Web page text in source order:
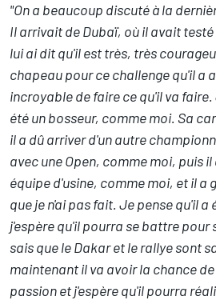
"On a beaucoup discuté à la
Il arrivait de Dubaï, où il avait
lui ai dit qu'il est très, très
chapeau pour ce challenge qu'il a
incroyable de faire ce qu'il va
été un bosseur, comme moi. Sa
il a dû arriver d'un autre
avec une Open, comme moi, puis
équipe d'usine, comme moi, et il a
que je n'ai pas fait. Je pense qu'il
j'espère qu'il pourra se battre pour
sais que le Dakar et le rallye sont
maintenant il va avoir la chance
passion et j'espère qu'il pourra